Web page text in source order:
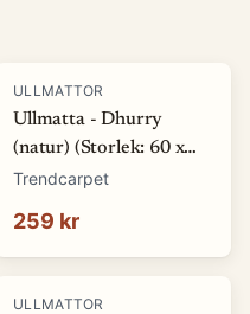
ULLMATTOR
Ullmatta - Dhurry
(natur) (Storlek: 60 x
120 cm)
Trendcarpet
259 kr
ULLMATTOR